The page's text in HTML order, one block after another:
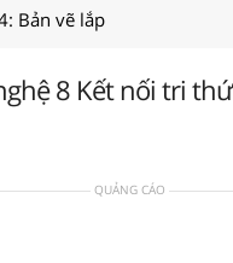
Bản vẽ lắp
8 Kết nối tri
QUẢNG CÁO